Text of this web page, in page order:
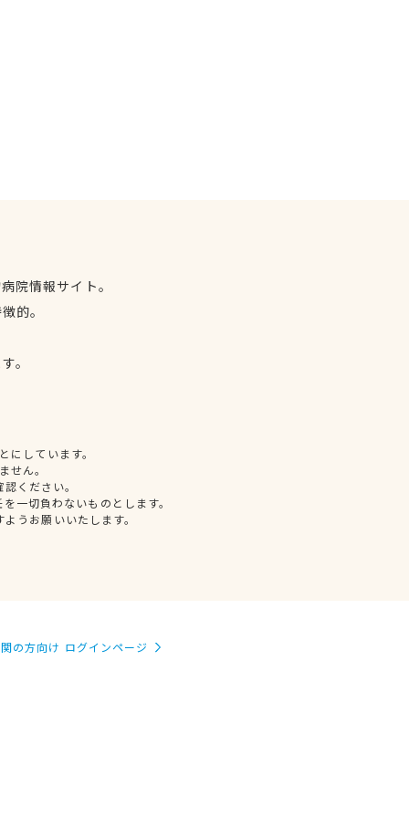
院情報サイト。
的。
。
しています。
せん。
ください。
一切負わないものとします。
うお願いいたします。
の方向け ログインページ